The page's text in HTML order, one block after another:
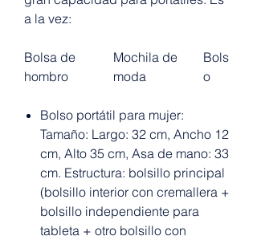
a la vez:
Bolsa de
hombro
Mochila de
moda
Bols
o
Bolso portátil para mujer:
Tamaño: Largo: 32 cm, Ancho 12
cm, Alto 35 cm, Asa de mano: 33
cm. Estructura: bolsillo principal
(bolsillo interior con cremallera +
bolsillo independiente para
tableta + otro bolsillo con